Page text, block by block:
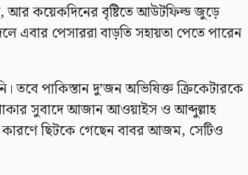
আর কয়েকদিনের বৃষ্টিতে আউটফিল্ড জুড়ে
এবার পেসাররা বাড়তি সহায়তা পেতে পারেন
তবে পাকিস্তান দু’জন অভিষিক্ত ক্রিকেটারকে
সুবাদে আজান আওয়াইস ও আব্দুল্লাহ
ছিটকে গেছেন বাবর আজম, সেটিও